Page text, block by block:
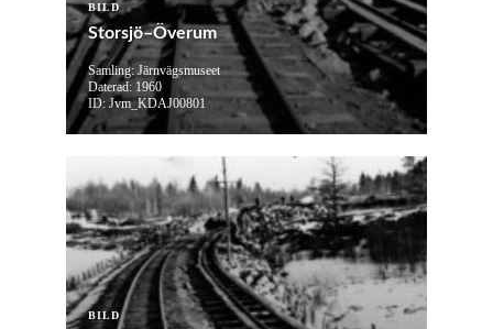
BILD
Storsjö–Överum
Samling: Järnvägsmuseet
Daterad: 1960
ID: Jvm_KDAJ00801
BILD